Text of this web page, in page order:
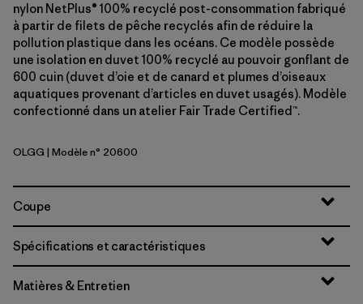
nylon NetPlus® 100% recyclé post-consommation fabriqué
à partir de filets de pêche recyclés afin de réduire la
pollution plastique dans les océans. Ce modèle possède
une isolation en duvet 100% recyclé au pouvoir gonflant de
600 cuin (duvet d’oie et de canard et plumes d’oiseaux
aquatiques provenant d’articles en duvet usagés). Modèle
confectionné dans un atelier Fair Trade Certified™.
Old Growth Green
OLGG | Modèle n° 20600
Coupe
Spécifications et caractéristiques
Matières & Entretien